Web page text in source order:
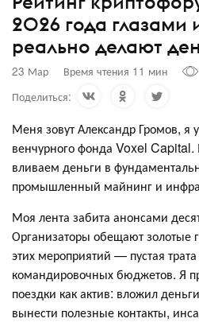
2026 года глазами
реально делают
23 Мар Время чтения 11 мин
Поделиться:
Меня зовут Александр Громов, я
венчурного фонда Voxel
вливаем деньги в
промышленный майнинг и
Моя лента забита анонсами
Организаторы обещают золотые
этих мероприятий — пустая
командировочных бюджетов. Я
поездки как актив: вложил
вынести полезные контакты,